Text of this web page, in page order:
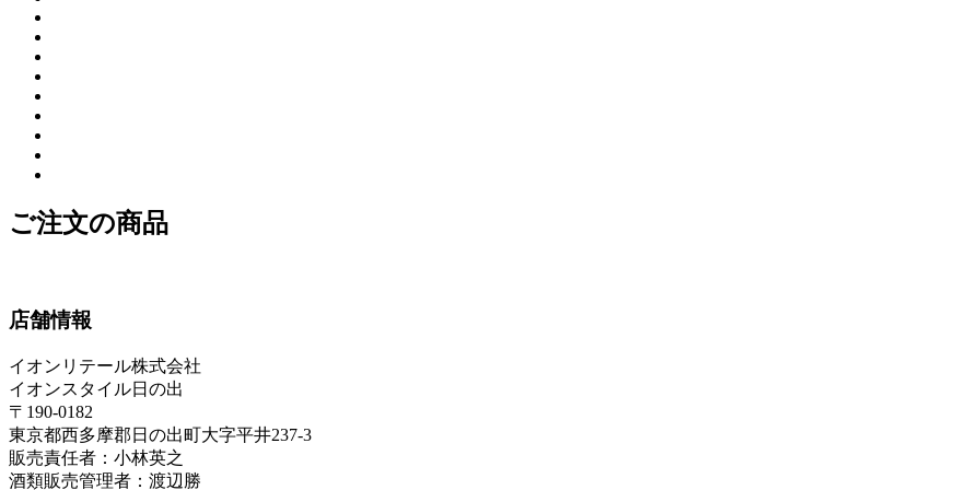
ご注文の商品
店舗情報
イオンリテール株式会社
イオンスタイル日の出
〒190-0182
東京都西多摩郡日の出町大字平井237-3
販売責任者：小林英之
酒類販売管理者：渡辺勝